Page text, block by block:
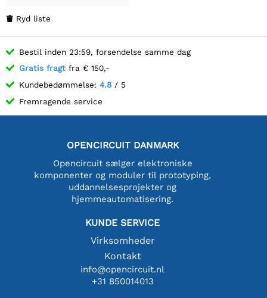
 Ryd liste
Bestil inden 23:59, forsendelse samme dag
Gratis fragt fra € 150,-
Kundebedømmelse: 4.8 / 5
Fremragende service
OPENCIRCUIT DANMARK
Opencircuit sælger elektroniske
komponenter og moduler til prototyping,
uddannelsesprojekter og
hjemmeautomatisering.
KUNDE SERVICE
Virksomheder
Kontakt
info@opencircuit.nl
+31 850014013